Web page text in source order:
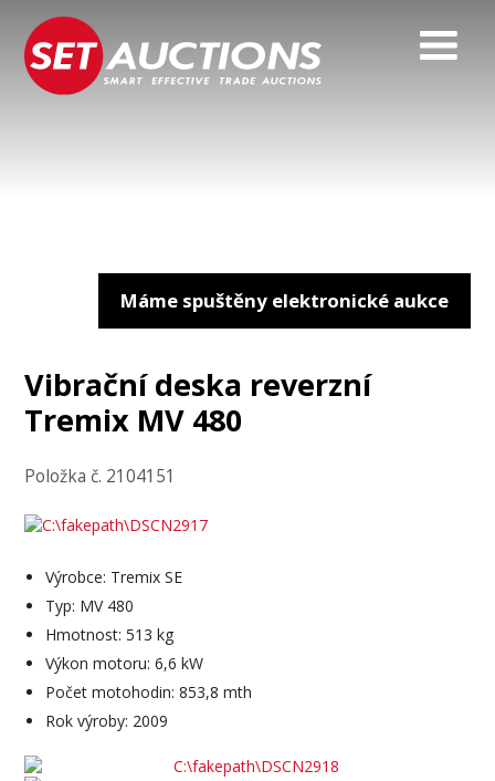
Máme spuštěny elektronické aukce
Vibrační deska reverzní
Tremix MV 480
Položka č. 2104151
Výrobce: Tremix SE
Typ: MV 480
Hmotnost: 513 kg
Výkon motoru: 6,6 kW
Počet motohodin: 853,8 mth
Rok výroby: 2009